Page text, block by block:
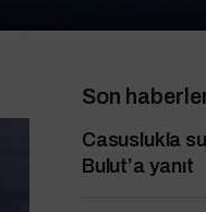
Son
Casuslukla
Bulut’a yanıt